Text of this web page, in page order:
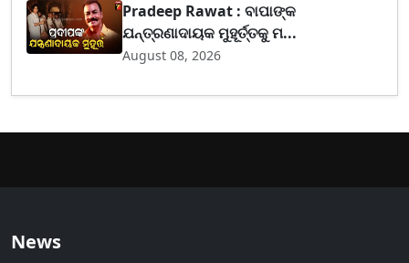
Pradeep Rawat : ବାପାଙ୍କ
ଯନ୍ତ୍ରଣାଦାୟକ ମୁହୂର୍ତ୍ତକୁ ମ...
August 08, 2026
News